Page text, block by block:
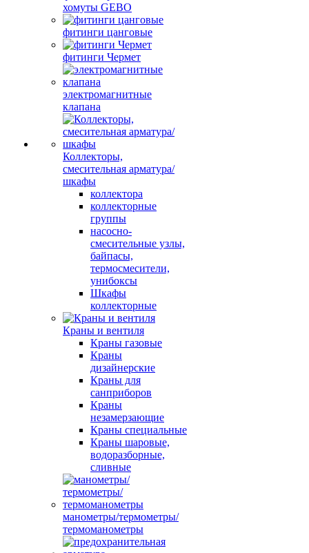
хомуты GEBO
фитинги цанговые
фитинги Чермет
электромагнитные
клапана
Коллекторы,
смесительная арматура/
шкафы
коллектора
коллекторные
группы
насосно-
смесительные узлы,
байпасы,
термосмесители,
унибоксы
Шкафы
коллекторные
Краны и вентиля
Краны газовые
Краны
дизайнерские
Краны для
санприборов
Краны
незамерзающие
Краны специальные
Краны шаровые,
водоразборные,
сливные
манометры/термометры/
термоманометры